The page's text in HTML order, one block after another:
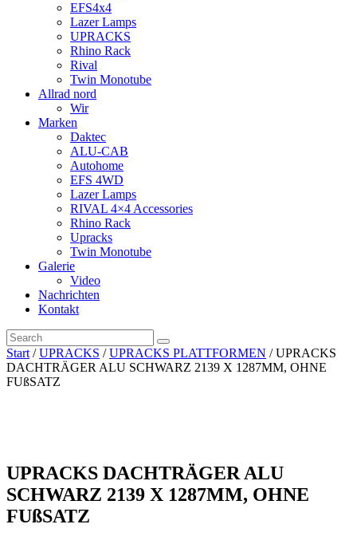
EFS4x4
Lazer Lamps
UPRACKS
Rhino Rack
Rival
Twin Monotube
Allrad nord
Wir
Marken
Daktec
ALU-CAB
Autohome
EFS 4WD
Lazer Lamps
RIVAL 4×4 Accessories
Rhino Rack
Upracks
Twin Monotube
Galerie
Video
Nachrichten
Kontakt
Start /UPRACKS /UPRACKS PLATTFORMEN / UPRACKS
DACHTRÄGER ALU SCHWARZ 2139 X 1287MM, OHNE
FUßSATZ
UPRACKS DACHTRÄGER ALU
SCHWARZ 2139 X 1287MM, OHNE
FUßSATZ